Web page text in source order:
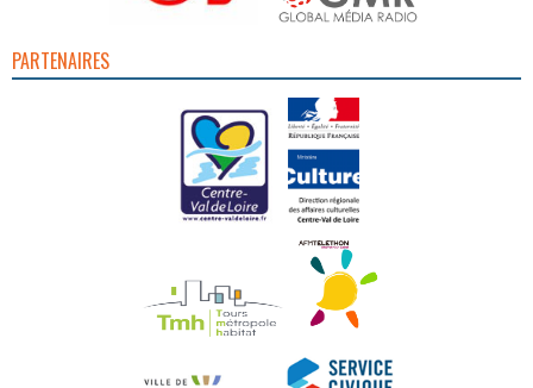
PARTENAIRES